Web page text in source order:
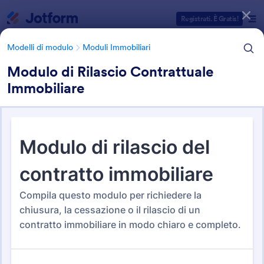
Registrati. È Gratis!
Modelli di modulo Moduli Immobiliari
Modulo di Rilascio Contrattuale
Immobiliare
Moduli Immobiliari
179 Template
Categorie Template Moduli